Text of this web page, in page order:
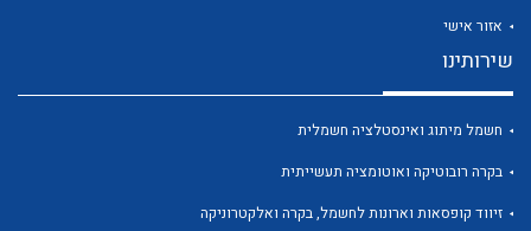
אזור אישי
שירותינו
חשמל מיתוג ואינסטלציה חשמלית
בקרה רובוטיקה ואוטומציה תעשייתית
זיווד קופסאות וארונות לחשמל, בקרה ואלקטרוניקה